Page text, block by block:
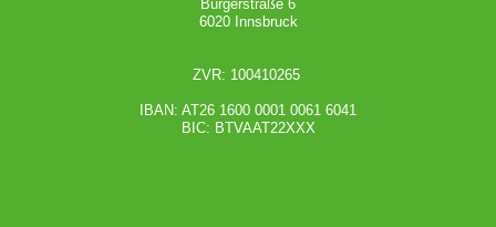
Bürgerstraße 6
6020 Innsbruck
ZVR: 100410265
IBAN: AT26 1600 0001 0061 6041
BIC: BTVAAT22XXX